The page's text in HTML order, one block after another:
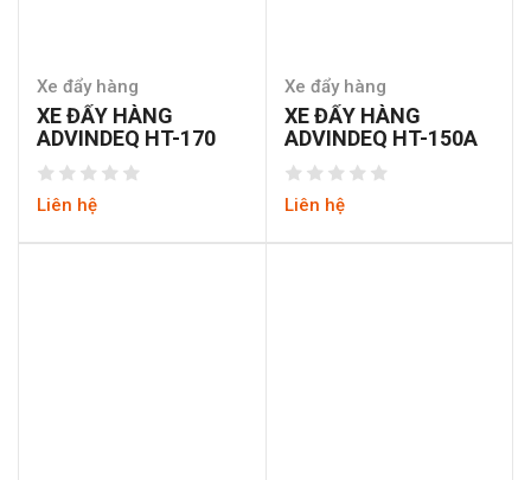
Xe đẩy hàng
XE ĐẨY HÀNG
ADVINDEQ HT-170
Liên hệ
Xe đẩy hàng
XE ĐẨY HÀNG
ADVINDEQ HT-150A
Liên hệ